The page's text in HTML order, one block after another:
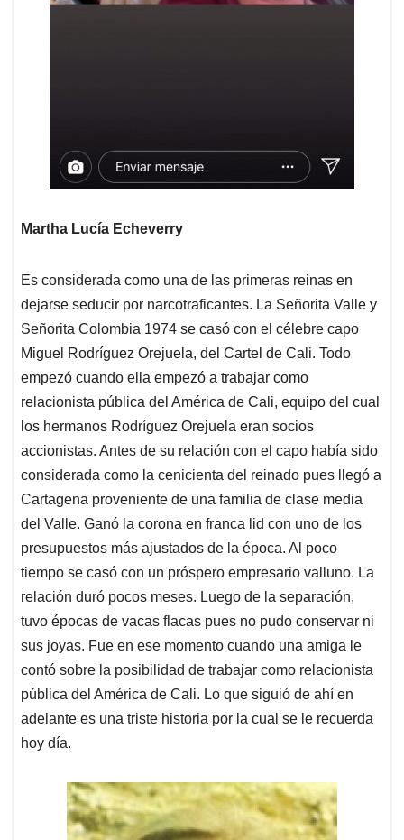
Martha Lucía Echeverry
Es considerada como una de las primeras reinas en
dejarse seducir por narcotraficantes. La Señorita Valle y
Señorita Colombia 1974 se casó con el célebre capo
Miguel Rodríguez Orejuela, del Cartel de Cali. Todo
empezó cuando ella empezó a trabajar como
relacionista pública del América de Cali, equipo del cual
los hermanos Rodríguez Orejuela eran socios
accionistas. Antes de su relación con el capo había sido
considerada como la cenicienta del reinado pues llegó a
Cartagena proveniente de una familia de clase media
del Valle. Ganó la corona en franca lid con uno de los
presupuestos más ajustados de la época. Al poco
tiempo se casó con un próspero empresario valluno. La
relación duró pocos meses. Luego de la separación,
tuvo épocas de vacas flacas pues no pudo conservar ni
sus joyas. Fue en ese momento cuando una amiga le
contó sobre la posibilidad de trabajar como relacionista
pública del América de Cali. Lo que siguió de ahí en
adelante es una triste historia por la cual se le recuerda
hoy día.